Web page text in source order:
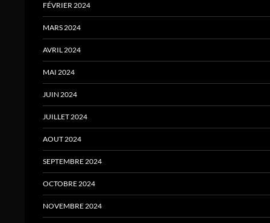
FÉVRIER 2024
MARS 2024
AVRIL 2024
MAI 2024
JUIN 2024
JUILLET 2024
AOUT 2024
SEPTEMBRE 2024
OCTOBRE 2024
NOVEMBRE 2024